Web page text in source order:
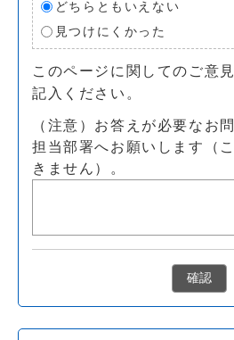
どちらともいえない
見つけにくかった
このページに関してのご意
記入ください。
（注意）お答えが必要なお
担当部署へお願いします（
きません）。
確認